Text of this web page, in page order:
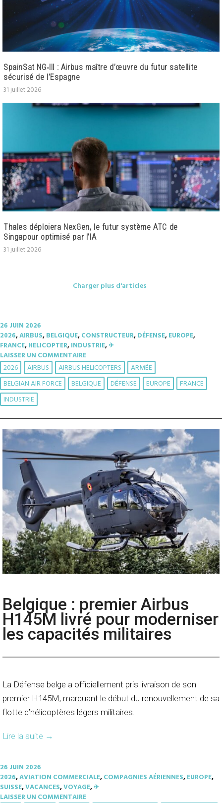
SpainSat NG‑III : Airbus maître d’œuvre du futur satellite
sécurisé de l’Espagne
31 juillet 2026
Thales déploiera NexGen, le futur système ATC de
Singapour optimisé par l’IA
31 juillet 2026
Charger plus d'articles
26 JUIN 2026
2026,AIRBUS,BELGIQUE,CONSTRUCTEUR,DÉFENSE,EUROPE,
FRANCE,HELICOPTER,INDUSTRIE,✈︎
LAISSER UN COMMENTAIRE
2026 AIRBUS AIRBUS HELICOPTERS
ARMÉE
BELGIAN AIR FORCE
BELGIQUE DÉFENSE EUROPE
FRANCE
INDUSTRIE
Belgique : premier Airbus
H145M livré pour moderniser
les capacités militaires
La Défense belge a officiellement pris livraison de son
premier H145M, marquant le début du renouvellement de sa
flotte d’hélicoptères légers militaires.
Lire la suite →
26 JUIN 2026
2026,AVIATION COMMERCIALE,COMPAGNIES AÉRIENNES,EUROPE,
SUISSE,VACANCES,VOYAGE,✈︎
LAISSER UN COMMENTAIRE